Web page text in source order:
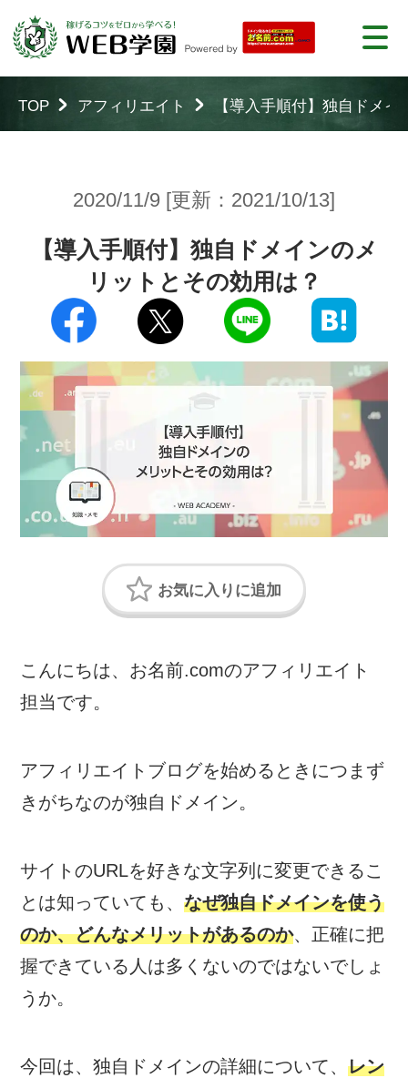
TOP アフィリエイト 【導入手順付】独自ドメ
2020/11/9 [更新：2021/10/13]
【導入手順付】独自ドメインのメ
リットとその効用は？
こんにちは、お名前.comのアフィリエイト
担当です。
アフィリエイトブログを始めるときにつまず
きがちなのが独自ドメイン。
サイトのURLを好きな文字列に変更できるこ
とは知っていても、なぜ独自ドメインを使う
のか、どんなメリットがあるのか、正確に把
握できている人は多くないのではないでしょ
うか。
今回は、独自ドメインの詳細について、レン